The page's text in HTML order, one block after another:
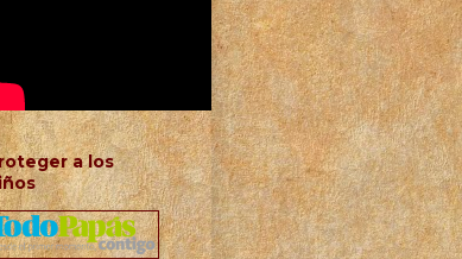
a los